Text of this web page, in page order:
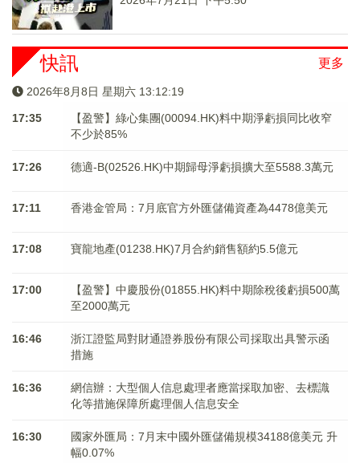
更多
快訊
2026年8月8日 星期六 13:12:19
17:35
【盈警】綠心集團(00094.HK)料中期淨虧損同比收窄
不少於85%
17:26 德適-B(02526.HK)中期歸母淨虧損擴大至5588.3萬元
17:11 香港金管局：7月底官方外匯儲備資產為4478億美元
17:08 寶龍地產(01238.HK)7月合約銷售額約5.5億元
17:00
【盈警】中慶股份(01855.HK)料中期除稅後虧損500萬
至2000萬元
16:46
浙江證監局對財通證券股份有限公司採取出具警示函
措施
16:36
網信辦：大型個人信息處理者應當採取加密、去標識
化等措施保障所處理個人信息安全
16:30
國家外匯局：7月末中國外匯儲備規模34188億美元 升
幅0.07%